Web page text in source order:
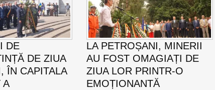
DE
DE ZIUA
ÎN CAPITALA
A
LA PETROȘANI, MINERII
AU FOST OMAGIAȚI DE
ZIUA LOR PRINTR-O
EMOȚIONANTĂ